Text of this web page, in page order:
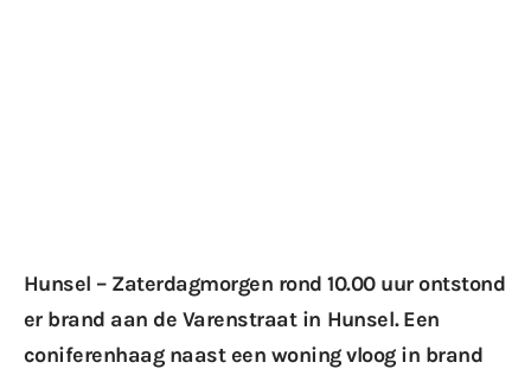
Hunsel – Zaterdagmorgen rond 10.00 uur ontstond
er brand aan de Varenstraat in Hunsel. Een
coniferenhaag naast een woning vloog in brand